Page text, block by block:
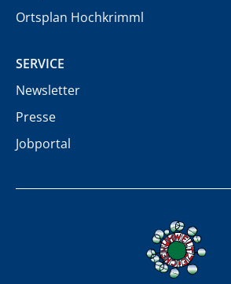
Ortsplan Hochkrimml
SERVICE
Newsletter
Presse
Jobportal